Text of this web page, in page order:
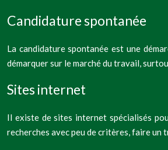
Candidature spontanée
La candidature spontanée est une
démarquer sur le marché du travail,
Sites internet
Il existe de sites internet spécialisés
recherches avec peu de critères, faire un